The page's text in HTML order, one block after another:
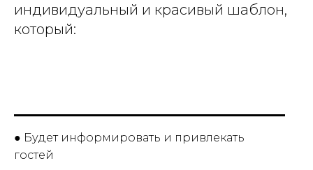
индивидуальный и красивый шаблон,
который:
● Будет информировать и привлекать
гостей